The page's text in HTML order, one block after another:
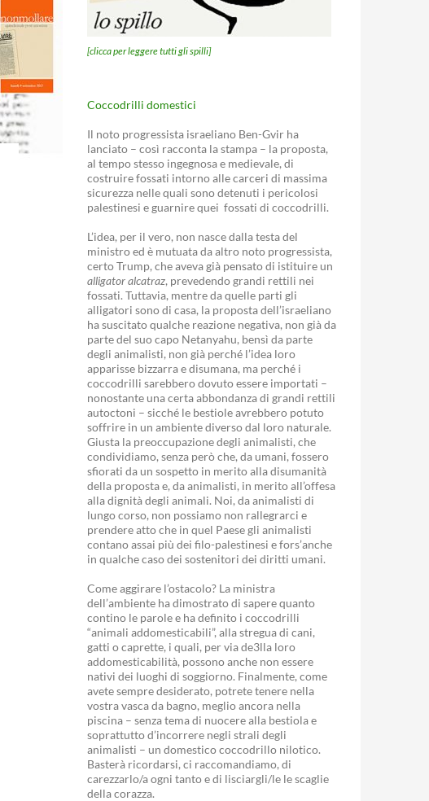
[clicca per leggere tutti gli spilli]
Coccodrilli domestici
Il noto progressista israeliano Ben-Gvir ha
lanciato – così racconta la stampa – la proposta,
al tempo stesso ingegnosa e medievale, di
costruire fossati intorno alle carceri di massima
sicurezza nelle quali sono detenuti i pericolosi
palestinesi e guarnire quei fossati di coccodrilli.
L’idea, per il vero, non nasce dalla testa del
ministro ed è mutuata da altro noto progressista,
certo Trump, che aveva già pensato di istituire un
alligator alcatraz, prevedendo grandi rettili nei
fossati. Tuttavia, mentre da quelle parti gli
alligatori sono di casa, la proposta dell’israeliano
ha suscitato qualche reazione negativa, non già da
parte del suo capo Netanyahu, bensì da parte
degli animalisti, non già perché l’idea loro
apparisse bizzarra e disumana, ma perché i
coccodrilli sarebbero dovuto essere importati –
nonostante una certa abbondanza di grandi rettili
autoctoni – sicché le bestiole avrebbero potuto
soffrire in un ambiente diverso dal loro naturale.
Giusta la preoccupazione degli animalisti, che
condividiamo, senza però che, da umani, fossero
sfiorati da un sospetto in merito alla disumanità
della proposta e, da animalisti, in merito all’offesa
alla dignità degli animali. Noi, da animalisti di
lungo corso, non possiamo non rallegrarci e
prendere atto che in quel Paese gli animalisti
contano assai più dei filo-palestinesi e fors’anche
in qualche caso dei sostenitori dei diritti umani.
Come aggirare l’ostacolo? La ministra
dell’ambiente ha dimostrato di sapere quanto
contino le parole e ha definito i coccodrilli
“animali addomesticabili”, alla stregua di cani,
gatti o caprette, i quali, per via de3lla loro
addomesticabilità, possono anche non essere
nativi dei luoghi di soggiorno. Finalmente, come
avete sempre desiderato, potrete tenere nella
vostra vasca da bagno, meglio ancora nella
piscina – senza tema di nuocere alla bestiola e
soprattutto d’incorrere negli strali degli
animalisti – un domestico coccodrillo nilotico.
Basterà ricordarsi, ci raccomandiamo, di
carezzarlo/a ogni tanto e di lisciargli/le le scaglie
della corazza.